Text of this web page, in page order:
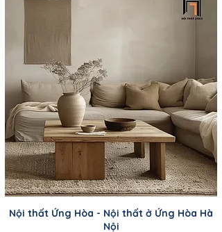
Nội thất Ứng Hòa - Nội thất ở Ứng Hòa Hà
Nội